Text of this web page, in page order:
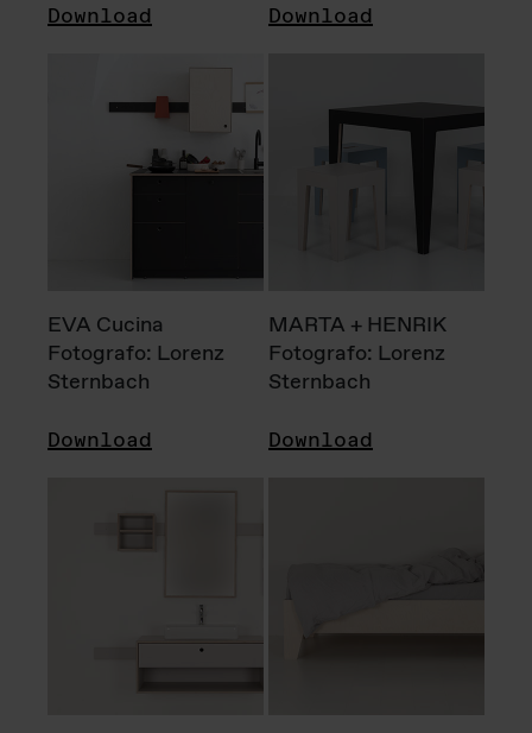
Download Download
EVA Cucina
Fotografo: Lorenz
Sternbach
Download
MARTA + HENRIK
Fotografo: Lorenz
Sternbach
Download